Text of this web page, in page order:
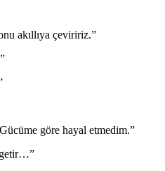
akıllıya çeviririz.”
göre hayal etmedim.”
getir…”